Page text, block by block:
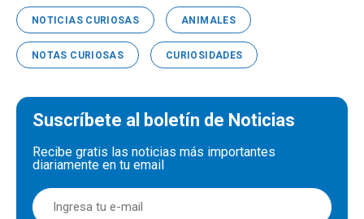
NOTICIAS CURIOSAS ANIMALES
NOTAS CURIOSAS CURIOSIDADES
Suscríbete al boletín de Noticias
Recibe gratis las noticias más importantes
diariamente en tu email